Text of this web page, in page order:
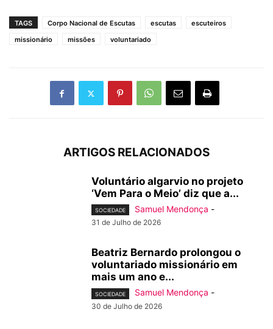
TAGS Corpo Nacional de Escutas escutas
escuteiros
missionário
missões voluntariado
ARTIGOS RELACIONADOS
Voluntário algarvio no projeto
‘Vem Para o Meio’ diz que a...
SOCIEDADE Samuel Mendonça -
31 de Julho de 2026
Beatriz Bernardo prolongou o
voluntariado missionário em
mais um ano e...
SOCIEDADE Samuel Mendonça -
30 de Julho de 2026